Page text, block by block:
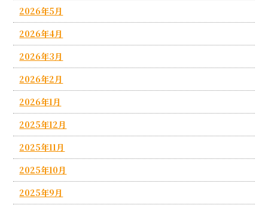
2026年5月
2026年4月
2026年3月
2026年2月
2026年1月
2025年12月
2025年11月
2025年10月
2025年9月